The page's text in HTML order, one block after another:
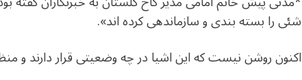
شئی را بسته بندی و سازماندهی کرده اند».
اکنون روشن نیست که این اشیا در چه وضعیتی قرار دارند و